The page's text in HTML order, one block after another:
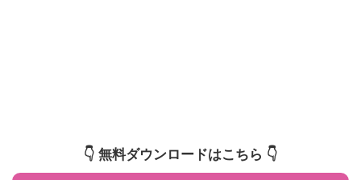
👇️ 無料ダウンロードはこちら 👇️